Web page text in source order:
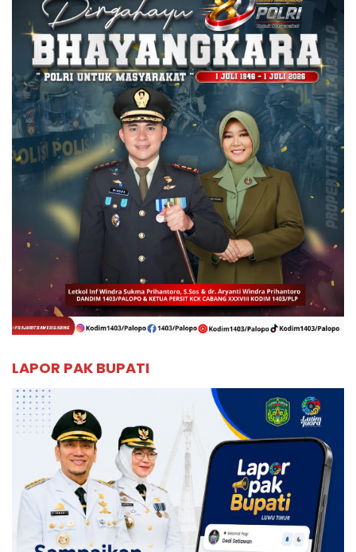
LAPOR PAK BUPATI